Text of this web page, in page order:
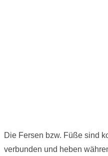
Die Fersen bzw. Füße sind
verbunden und heben